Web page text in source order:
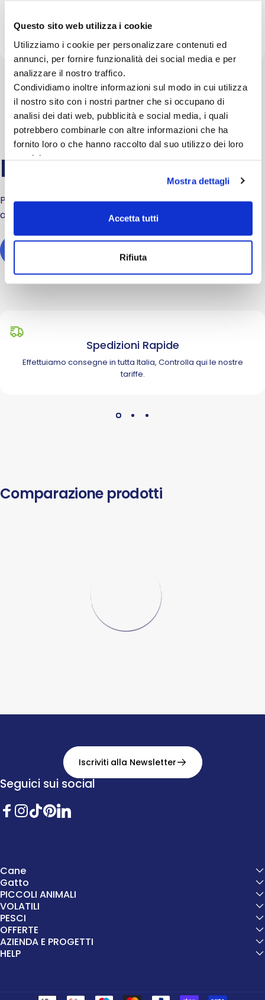
Questo sito web utilizza i cookie
Utilizziamo i cookie per personalizzare contenuti ed
annunci, per fornire funzionalità dei social media e per
analizzare il nostro traffico.
Condividiamo inoltre informazioni sul modo in cui utilizza
il nostro sito con i nostri partner che si occupano di
analisi dei dati web, pubblicità e social media, i quali
potrebbero combinarle con altre informazioni che ha
fornito loro o che hanno raccolto dal suo utilizzo dei loro
servizi.
Mostra dettagli
Accetta tutti
Rifiuta
fondo antiscivolo. Adatta a cani e gatti.Taglia: 58 x
55 x 31 cm
FAQ
Per domande o dubbi sui prodotti o sull'acquisto accedi
alla sezione di assistenza.
Spedizioni Rapide
Effettuiamo consegne in tutta Italia, Controlla qui le nostre
tariffe.
Comparazione prodotti
Iscriviti alla Newsletter
Seguici sui social
Cane
Gatto
PICCOLI ANIMALI
VOLATILI
PESCI
OFFERTE
AZIENDA E PROGETTI
HELP